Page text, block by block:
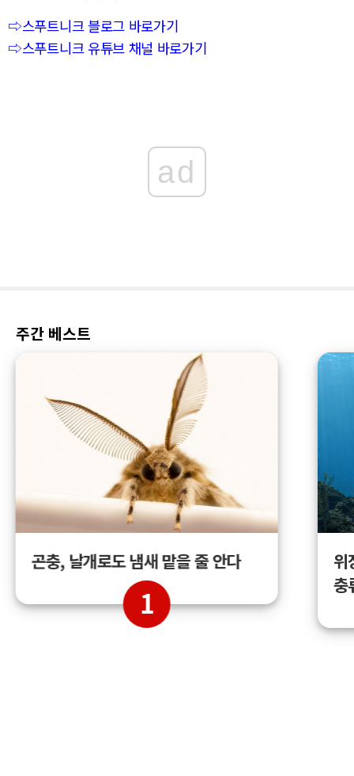
⇨스푸트니크 블로그 바로가기
⇨스푸트니크 유튜브 채널 바로가기
ad
주간 베스트
곤충, 날개로도 냄새 맡을 줄 안다
1
위
충